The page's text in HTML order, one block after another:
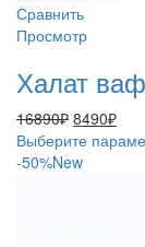
Сравнить
Просмотр
Халат
16890₽
цена
составляла
8490₽
Выберите
-50%New